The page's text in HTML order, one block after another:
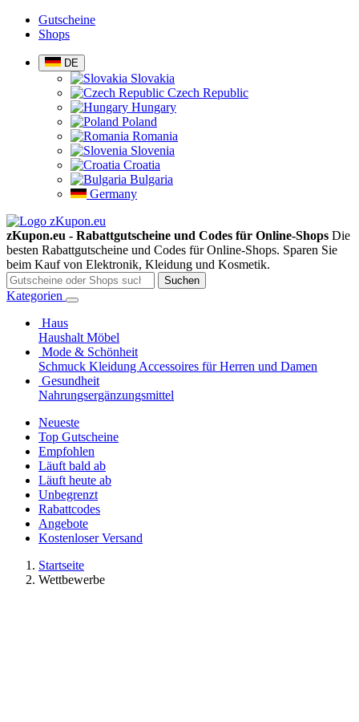
Gutscheine
Shops
DE
Slovakia
Czech Republic
Hungary
Poland
Romania
Slovenia
Croatia
Bulgaria
Germany
zKupon.eu - Rabattgutscheine und Codes für Online-Shops Die
besten Rabattgutscheine und Codes für Online-Shops. Sparen Sie
beim Kauf von Elektronik, Kleidung und Kosmetik.
Suchen
Kategorien
Haus
Haushalt Möbel
Mode & Schönheit
Schmuck Kleidung Accessoires für Herren und Damen
Gesundheit
Nahrungsergänzungsmittel
Neueste
Top Gutscheine
Empfohlen
Läuft bald ab
Läuft heute ab
Unbegrenzt
Rabattcodes
Angebote
Kostenloser Versand
Startseite
Wettbewerbe